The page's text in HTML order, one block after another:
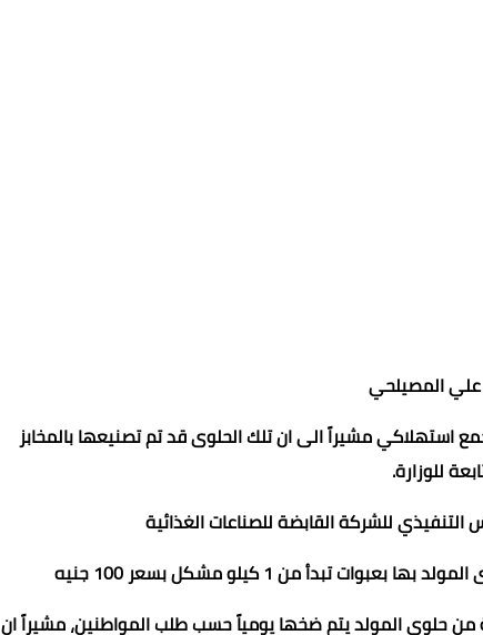
علي المصيلحي
المولد النبوي الشريف قد تم ضخها بما يقارب 1300 مجمع استهلاكي مشيراً الى ان تلك الحلوى قد تم تصنيعها بالمخابز
للوزارة.
للشركة القابضة للصناعات الغذائية
من 1 كيلو مشكل بسعر 100 جنيه
كميات كبيرة من حلوى المولد يتم ضخها يومياً حسب طلب المواطنين، مشيراً ان